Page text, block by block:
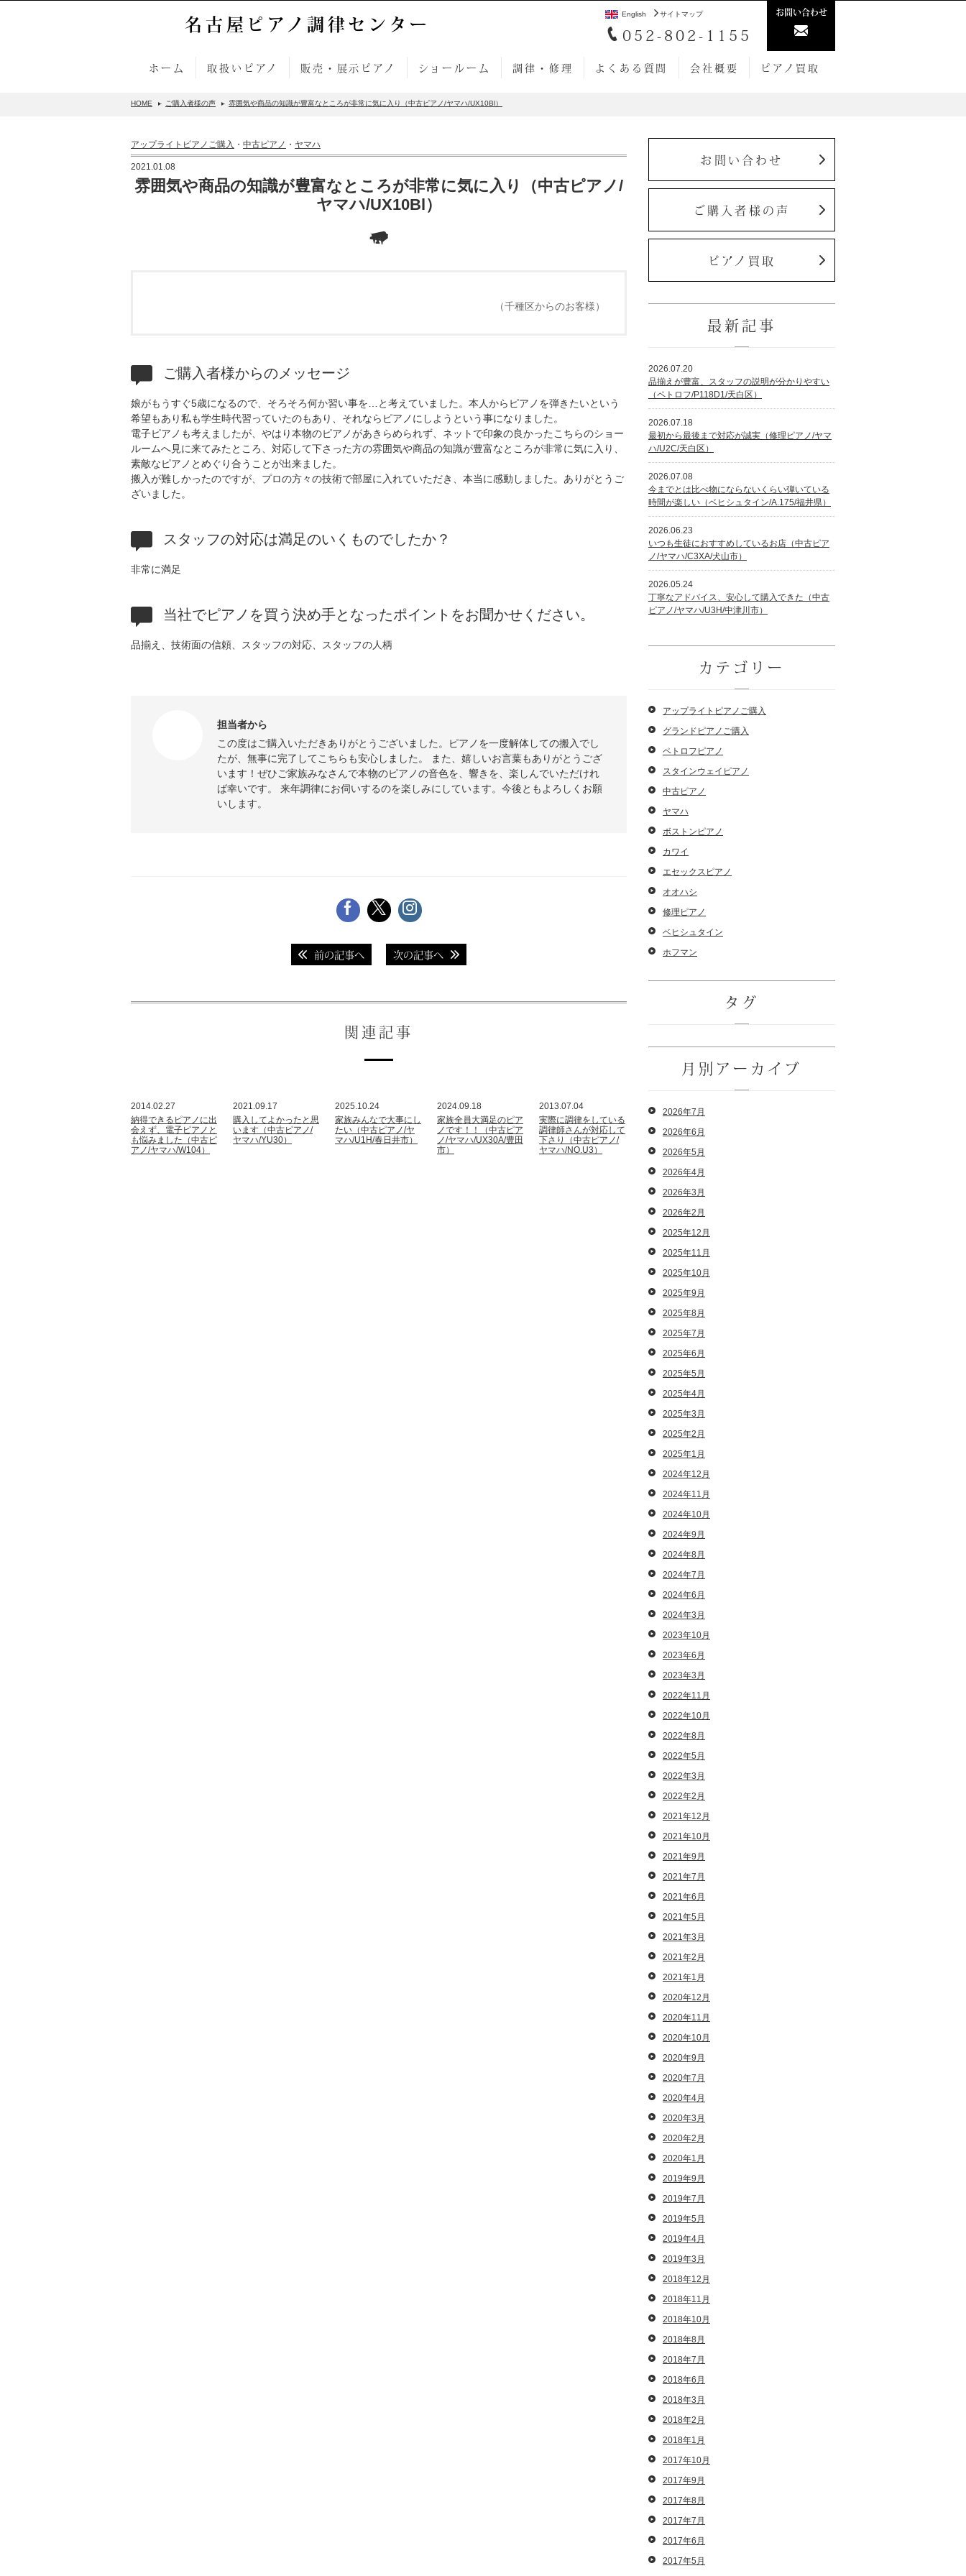
English サイトマップ
052-802-1155
お問い合わせ
名古屋ピアノ調律センター
ホーム 取扱いピアノ 販売・展示ピアノ ショールーム 調律・修理 よくある質問 会社概要 ピアノ買取
HOME ご購入者様の声 雰囲気や商品の知識が豊富なところが非常に気に入り（中古ピアノ/ヤマハ/UX10Bl）
アップライトピアノご購入 ・ 中古ピアノ ・ ヤマハ
2021.01.08
雰囲気や商品の知識が豊富なところが非常に気に入り（中古ピアノ/
ヤマハ/UX10Bl）
（千種区からのお客様）
ご購入者様からのメッセージ
娘がもうすぐ5歳になるので、そろそろ何か習い事を…と考えていました。本人からピアノを弾きたいという
希望もあり私も学生時代習っていたのもあり、それならピアノにしようという事になりました。
電子ピアノも考えましたが、やはり本物のピアノがあきらめられず、ネットで印象の良かったこちらのショー
ルームへ見に来てみたところ、対応して下さった方の雰囲気や商品の知識が豊富なところが非常に気に入り、
素敵なピアノとめぐり合うことが出来ました。
搬入が難しかったのですが、プロの方々の技術で部屋に入れていただき、本当に感動しました。ありがとうご
ざいました。
スタッフの対応は満足のいくものでしたか？
非常に満足
当社でピアノを買う決め手となったポイントをお聞かせください。
品揃え、技術面の信頼、スタッフの対応、スタッフの人柄
担当者から
この度はご購入いただきありがとうございました。ピアノを一度解体しての搬入でし
たが、無事に完了してこちらも安心しました。 また、嬉しいお言葉もありがとうござ
います！ぜひご家族みなさんで本物のピアノの音色を、響きを、楽しんでいただけれ
ば幸いです。 来年調律にお伺いするのを楽しみにしています。今後ともよろしくお願
いします。
前の記事へ 次の記事へ
関連記事
2014.02.27
納得できるピアノに出
会えず、電子ピアノと
も悩みました（中古ピ
アノ/ヤマハ/W104）
2021.09.17
購入してよかったと思
います（中古ピアノ/
ヤマハ/YU30）
2025.10.24
家族みんなで大事にし
たい（中古ピアノ/ヤ
マハ/U1H/春日井市）
2024.09.18
家族全員大満足のピア
ノです！！（中古ピア
ノ/ヤマハ/UX30A/豊田
市）
2013.07.04
実際に調律をしている
調律師さんが対応して
下さり（中古ピアノ/
ヤマハ/NO.U3）
お問い合わせ
ご購入者様の声
ピアノ買取
最新記事
2026.07.20
品揃えが豊富、スタッフの説明が分かりやすい
（ペトロフ/P118D1/天白区）
2026.07.18
最初から最後まで対応が誠実（修理ピアノ/ヤマ
ハ/U2C/天白区）
2026.07.08
今までとは比べ物にならないくらい弾いている
時間が楽しい（ベヒシュタイン/A.175/福井県）
2026.06.23
いつも生徒におすすめしているお店（中古ピア
ノ/ヤマハ/C3XA/犬山市）
2026.05.24
丁寧なアドバイス、安心して購入できた（中古
ピアノ/ヤマハ/U3H/中津川市）
カテゴリー
アップライトピアノご購入
グランドピアノご購入
ペトロフピアノ
スタインウェイピアノ
中古ピアノ
ヤマハ
ボストンピアノ
カワイ
エセックスピアノ
オオハシ
修理ピアノ
ベヒシュタイン
ホフマン
タグ
月別アーカイブ
2026年7月
2026年6月
2026年5月
2026年4月
2026年3月
2026年2月
2025年12月
2025年11月
2025年10月
2025年9月
2025年8月
2025年7月
2025年6月
2025年5月
2025年4月
2025年3月
2025年2月
2025年1月
2024年12月
2024年11月
2024年10月
2024年9月
2024年8月
2024年7月
2024年6月
2024年3月
2023年10月
2023年6月
2023年3月
2022年11月
2022年10月
2022年8月
2022年5月
2022年3月
2022年2月
2021年12月
2021年10月
2021年9月
2021年7月
2021年6月
2021年5月
2021年3月
2021年2月
2021年1月
2020年12月
2020年11月
2020年10月
2020年9月
2020年7月
2020年4月
2020年3月
2020年2月
2020年1月
2019年9月
2019年7月
2019年5月
2019年4月
2019年3月
2018年12月
2018年11月
2018年10月
2018年8月
2018年7月
2018年6月
2018年3月
2018年2月
2018年1月
2017年10月
2017年9月
2017年8月
2017年7月
2017年6月
2017年5月